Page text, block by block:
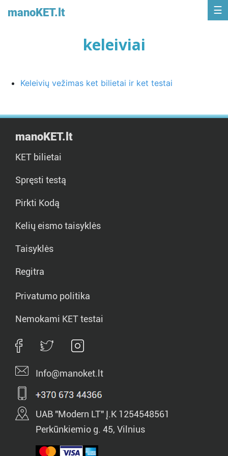
manoKET.lt
keleiviai
Keleivių vežimas ket bilietai ir ket testai
manoKET.lt
KET bilietai
Spręsti testą
Pirkti Kodą
Kelių eismo taisyklės
Taisyklės
Regitra
Privatumo politika
Nemokami KET testai
Info@manoket.lt
UAB "Modern LT" Į.K 1254548561
Perkūnkiemio g. 45, Vilnius